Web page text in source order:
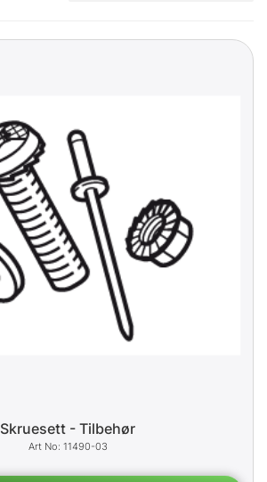
Skruesett - Tilbehør
11490-03